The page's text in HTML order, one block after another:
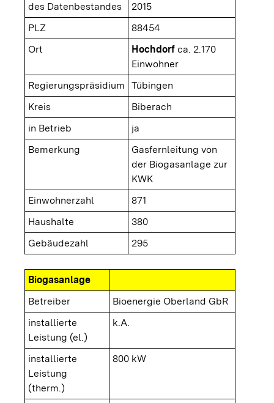
des Datenbestandes
2015
PLZ
88454
Ort
Hochdorf ca. 2.170
Einwohner
Regierungspräsidium
Tübingen
Kreis
Biberach
in Betrieb
ja
Bemerkung
Gasfernleitung von
der Biogasanlage zur
KWK
Einwohnerzahl
871
Haushalte
380
Gebäudezahl
295
Biogasanlage
Betreiber
Bioenergie Oberland GbR
installierte
Leistung (el.)
k.A.
installierte
Leistung
(therm.)
800 kW